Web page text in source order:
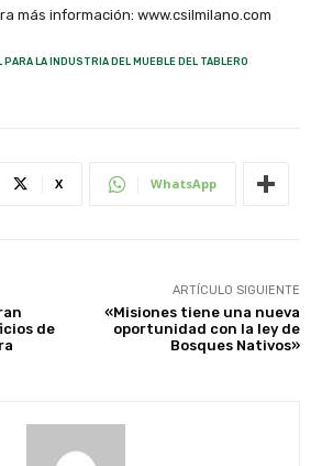
más información: www.csilmilano.com
PARA LA INDUSTRIA DEL MUEBLE DEL TABLERO
X WhatsApp
de
ARTÍCULO SIGUIENTE
«Misiones tiene una nueva
oportunidad con la ley de
Bosques Nativos»